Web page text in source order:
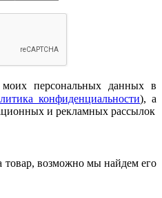
моих персональных данных в
конфиденциальности), а
и рекламных рассылок
товар, возможно мы найдем его